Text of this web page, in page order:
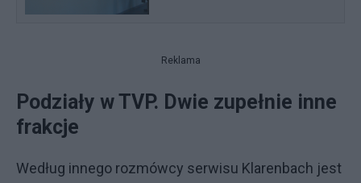
Reklama
Podziały w TVP. Dwie zupełnie inne
frakcje
Według innego rozmówcy serwisu Klarenbach jest